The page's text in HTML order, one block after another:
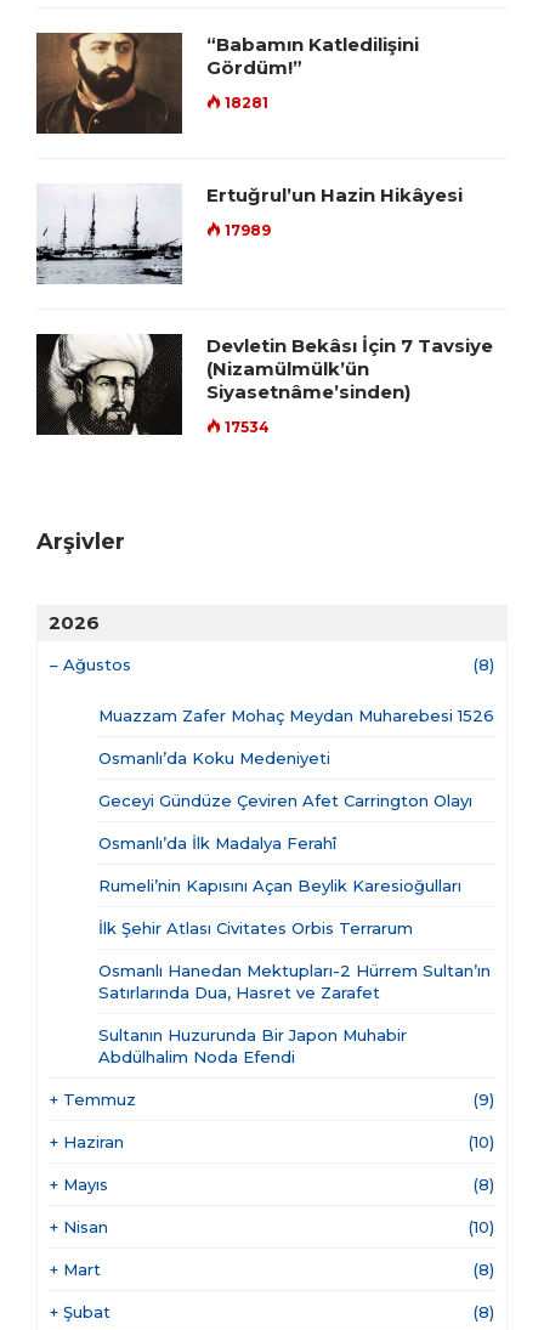
“Babamın Katledilişini
Gördüm!”
18281
Ertuğrul’un Hazin Hikâyesi
17989
Devletin Bekâsı İçin 7 Tavsiye
(Nizamülmülk’ün
Siyasetnâme’sinden)
17534
Arşivler
2026
– Ağustos (8)
Muazzam Zafer Mohaç Meydan Muharebesi 1526
Osmanlı’da Koku Medeniyeti
Geceyi Gündüze Çeviren Afet Carrington Olayı
Osmanlı’da İlk Madalya Ferahî
Rumeli’nin Kapısını Açan Beylik Karesioğulları
İlk Şehir Atlası Civitates Orbis Terrarum
Osmanlı Hanedan Mektupları-2 Hürrem Sultan’ın
Satırlarında Dua, Hasret ve Zarafet
Sultanın Huzurunda Bir Japon Muhabir
Abdülhalim Noda Efendi
+ Temmuz (9)
+ Haziran (10)
+ Mayıs (8)
+ Nisan (10)
+ Mart (8)
+ Şubat (8)